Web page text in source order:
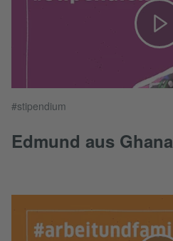
#stipendium
Edmund aus Ghana